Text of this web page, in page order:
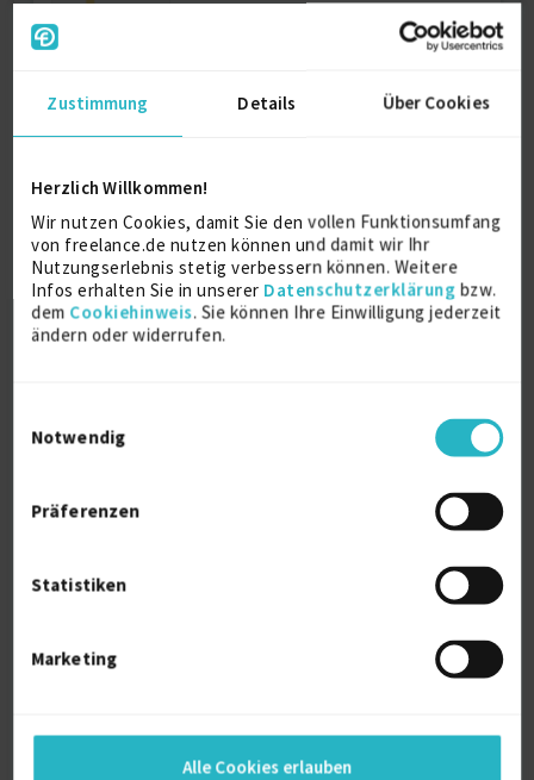
Zustimmung Details Über Cookies
Herzlich Willkommen!
Wir nutzen Cookies, damit Sie den vollen Funktionsumfang
von freelance.de nutzen können und damit wir Ihr
Nutzungserlebnis stetig verbessern können. Weitere
Infos erhalten Sie in unserer Datenschutzerklärung bzw.
dem Cookiehinweis. Sie können Ihre Einwilligung jederzeit
ändern oder widerrufen.
Notwendig
Präferenzen
Statistiken
Marketing
Alle Cookies erlauben
Versuchsingenieur /Messtechnikingenieur
mit DIAdem Kenntnissen...
Als EXPERT Projekt INSIGHTS abrufen.Mehr erfahren »
Ab September 2026
D8
05.08.2026 18:15
Firmenname:
Als EXPERT Projekt INSIGHTS abrufen.
12.07.2026 07:30